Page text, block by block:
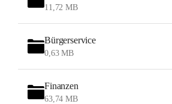
11,72 MB
Bürgerservice
0,63 MB
Finanzen
63,74 MB